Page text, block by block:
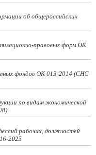
об общероссийских
правовых форм ОК
фондов ОК 013-2014 (СНС
по видам экономической
рабочих, должностей
2025